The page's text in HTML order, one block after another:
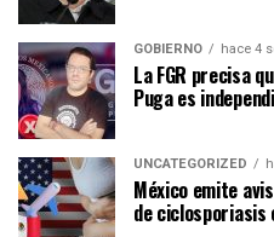
GOBIERNO hace 4
La FGR precisa
Puga es
UNCATEGORIZED
México emite
de ciclosporiasis